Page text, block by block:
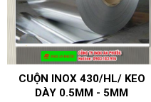
CUỘN INOX 430/HL/ KEO
DÀY 0.5MM - 5MM